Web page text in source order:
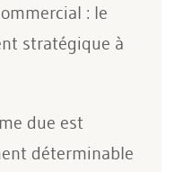
: le
stratégique à
due est
déterminable